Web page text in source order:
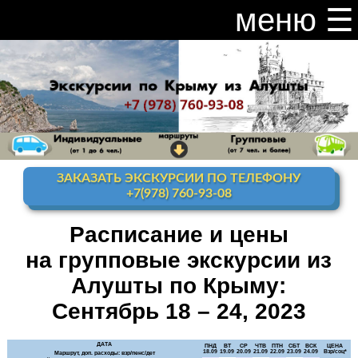
меню ☰
закрыть меню ×
Расписание и цены на экскурсии 2026
Индивидуальные экскурсии по Крыму
Видео канал Youtube
Ай-Петри
Алупка + Ай-Петри
Алупка Воронцовскийдворец
ЗАКАЗАТЬ ЭКСКУРСИИ ПО ТЕЛЕФОНУ
+7(978) 760-93-08
Расписание и цены
на групповые экскурсии из
Алушты по Крыму:
Сентябрь 18 – 24, 2023